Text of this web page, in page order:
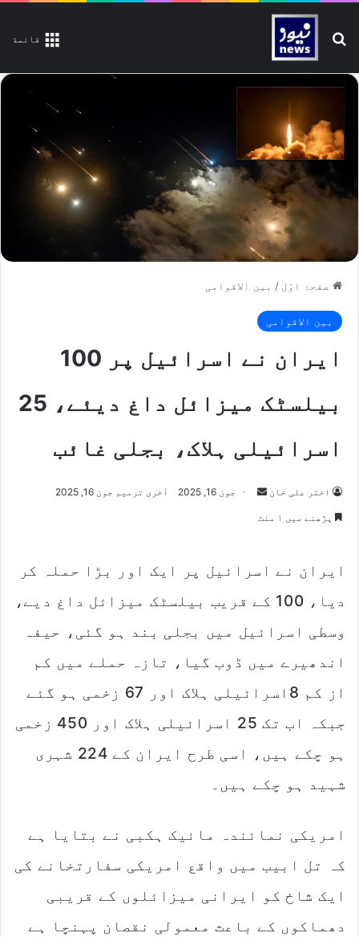
قائمة تلاش کیجیے
صفحۂ اوّل / بین الاقوامی
بین الاقوامی
ایران نے اسرائیل پر 100
بیلسٹک میزائل داغ دیئے، 25
اسرائیلی ہلاک، بجلی غائب
اختر علی خان
e
i
جون 16, 2025 آخری ترمیم جون 16, 2025
پڑھنے میں ۱ منٹ
ایران نے اسرائیل پر ایک اور بڑا حملہ کر
دیا، 100 کے قریب بیلسٹک میزائل داغ دیے،
وسطی اسرائیل میں بجلی بند ہو گئی، حیفہ
اندھیرے میں ڈوب گیا، تازہ حملے میں کم
از کم 8اسرائیلی ہلاک اور 67 زخمی ہو گئے
جبکہ اب تک 25 اسرائیلی ہلاک اور 450 زخمی
ہو چکے ہیں، اسی طرح ایران کے 224 شہری
شہید ہو چکے ہیں۔
امریکی نمائندہ مائیک ہکبی نے بتایا ہے
کہ تل ابیب میں واقع امریکی سفارتخانے کی
ایک شاخ کو ایرانی میزائلوں کے قریبی
دھماکوں کے باعث معمولی نقصان پہنچا ہے